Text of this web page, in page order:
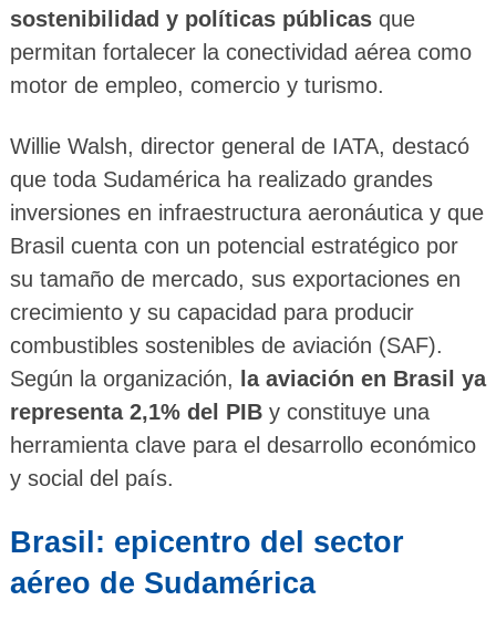
sostenibilidad y políticas públicasque
permitan fortalecer la conectividad aérea como
motor de empleo, comercio y turismo.
Willie Walsh, director general de IATA, destacó
que toda Sudamérica ha realizado grandes
inversiones en infraestructura aeronáutica y que
Brasil cuenta con un potencial estratégico por
su tamaño de mercado, sus exportaciones en
crecimiento y su capacidad para producir
combustibles sostenibles de aviación (SAF).
Según la organización,
la aviación en Brasil ya
representa 2,1% del PIBy constituye una
herramienta clave para el desarrollo económico
y social del país.
Brasil: epicentro del sector
aéreo de Sudamérica